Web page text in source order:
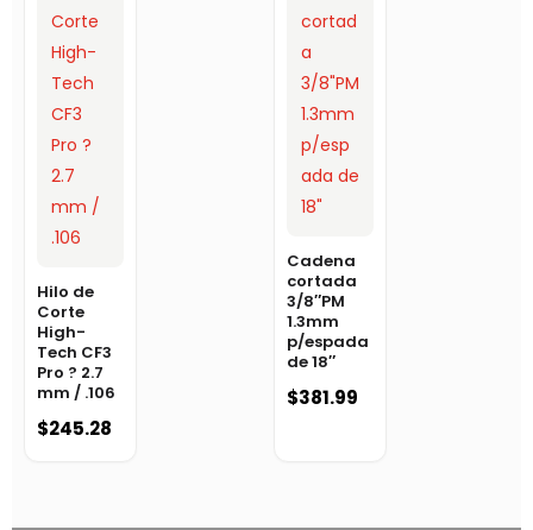
Hilo de
Corte
High-
Tech CF3
Pro ? 2.7
mm / .106
$245.28
Cadena
cortada
3/8″PM
1.3mm
p/espada
de 18″
$381.99